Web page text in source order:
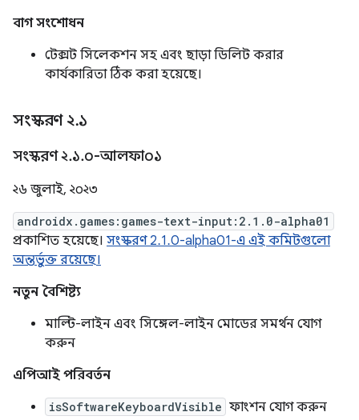
বাগ সংশোধন
টেক্সট সিলেকশন সহ এবং ছাড়া ডিলিট করার
কার্যকারিতা ঠিক করা হয়েছে।
সংস্করণ ২.১
সংস্করণ ২.১.০-আলফা০১
২৬ জুলাই, ২০২৩
androidx.games:games-text-input:2.1.0-alpha01
প্রকাশিত হয়েছে। সংস্করণ 2.1.0-alpha01-এ এই কমিটগুলো
অন্তর্ভুক্ত রয়েছে।
নতুন বৈশিষ্ট্য
মাল্টি-লাইন এবং সিঙ্গেল-লাইন মোডের সমর্থন যোগ
করুন
এপিআই পরিবর্তন
isSoftwareKeyboardVisible ফাংশন যোগ করুন